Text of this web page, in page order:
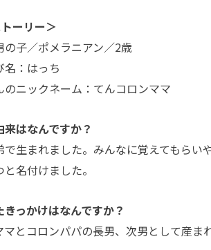
ーリー＞
の子／ポメラニアン／2歳
名：はっち
のニックネーム：てんコロンママ
はなんですか？
で生まれました。みんなに覚えてもら
名付けました。
っかけはなんですか？
マとコロンパパの長男、次男として産ま